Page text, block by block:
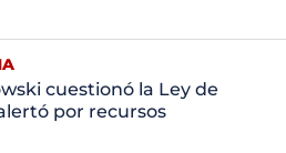
cuestionó la Ley de
por recursos